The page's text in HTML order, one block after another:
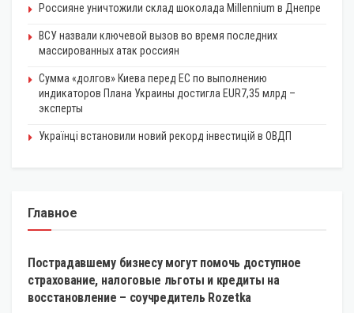
Россияне уничтожили склад шоколада Millennium в Днепре
ВСУ назвали ключевой вызов во время последних
массированных атак россиян
Сумма «долгов» Киева перед ЕС по выполнению
индикаторов Плана Украины достигла EUR7,35 млрд –
эксперты
Українці встановили новий рекорд інвестицій в ОВДП
Главное
ЭКОНОМИКА
Пострадавшему бизнесу могут помочь доступное
страхование, налоговые льготы и кредиты на
восстановление – соучредитель Rozetka